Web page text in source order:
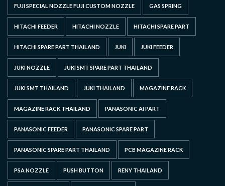
FUJI SPECIAL NOZZLE FUJI CUSTOM NOZZLE GAS SPRING
HITACHI FEEDER HITACHI NOZZLE HITACHI SPARE PART
HITACHI SPARE PART THAILAND JUKI JUKI FEEDER
JUKI NOZZLE JUKI SMT SPARE PART THAILAND
JUKI SMT THAILAND JUKI THAILAND MAGAZINE RACK
MAGAZINE RACK THAILAND PANASONIC AI PART
PANASONIC FEEDER PANASONIC SPARE PART
PANASONIC SPARE PART THAILAND PCB MAGAZINE RACK
PSA NOZZLE PUSH BUTTON RENY THAILAND